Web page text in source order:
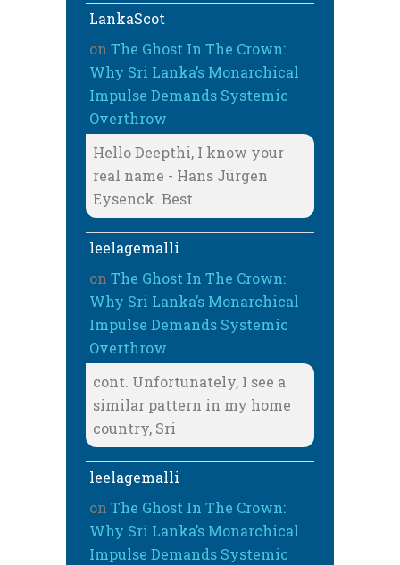
LankaScot
on The Ghost In The Crown:
Why Sri Lanka’s Monarchical
Impulse Demands Systemic
Overthrow
Hello Deepthi, I know your
real name - Hans Jürgen
Eysenck. Best
leelagemalli
on The Ghost In The Crown:
Why Sri Lanka’s Monarchical
Impulse Demands Systemic
Overthrow
cont. Unfortunately, I see a
similar pattern in my home
country, Sri
leelagemalli
on The Ghost In The Crown:
Why Sri Lanka’s Monarchical
Impulse Demands Systemic